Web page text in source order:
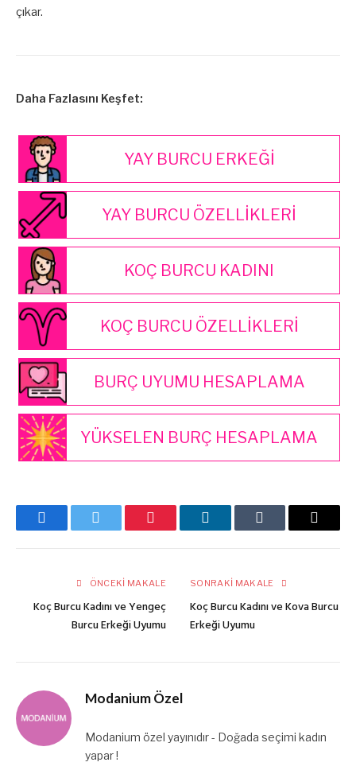
çıkar.
Daha Fazlasını Keşfet:
YAY BURCU ERKEĞİ
YAY BURCU ÖZELLİKLERİ
KOÇ BURCU KADINI
KOÇ BURCU ÖZELLİKLERİ
BURÇ UYUMU HESAPLAMA
YÜKSELEN BURÇ HESAPLAMA
FacebookTwitter Pinterest LinkedInTumblr
E-
ÖNCEKI MAKALE
Koç Burcu Kadını ve Yengeç
Burcu Erkeği Uyumu
SONRAKI MAKALE
Koç Burcu Kadını ve Kova Burcu
Erkeği Uyumu
Modanium Özel
Modanium özel yayınıdır - Doğada seçimi kadın
yapar !